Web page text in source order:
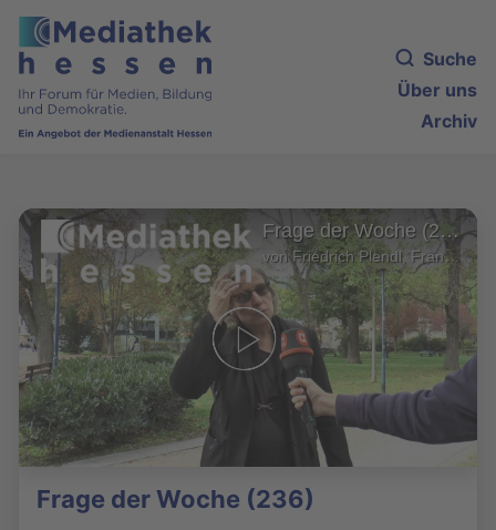
Suche
Über uns
Archiv
Frage der Woche (236)
von Friedrich Plendl, Frankfurt
Frage der Woche (236)